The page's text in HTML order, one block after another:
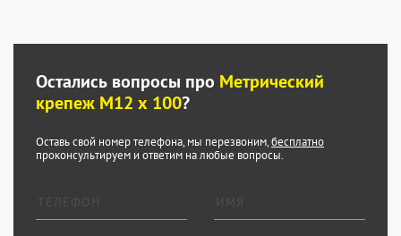
Остались вопросы про Метрический
крепеж М12 х 100?
Оставь свой номер телефона, мы перезвоним,бесплатно
проконсультируем и ответим на любые вопросы.